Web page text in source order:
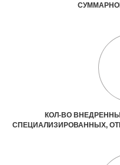
КОЛ-ВО
СПЕЦИАЛИЗИРОВАННЫХ,